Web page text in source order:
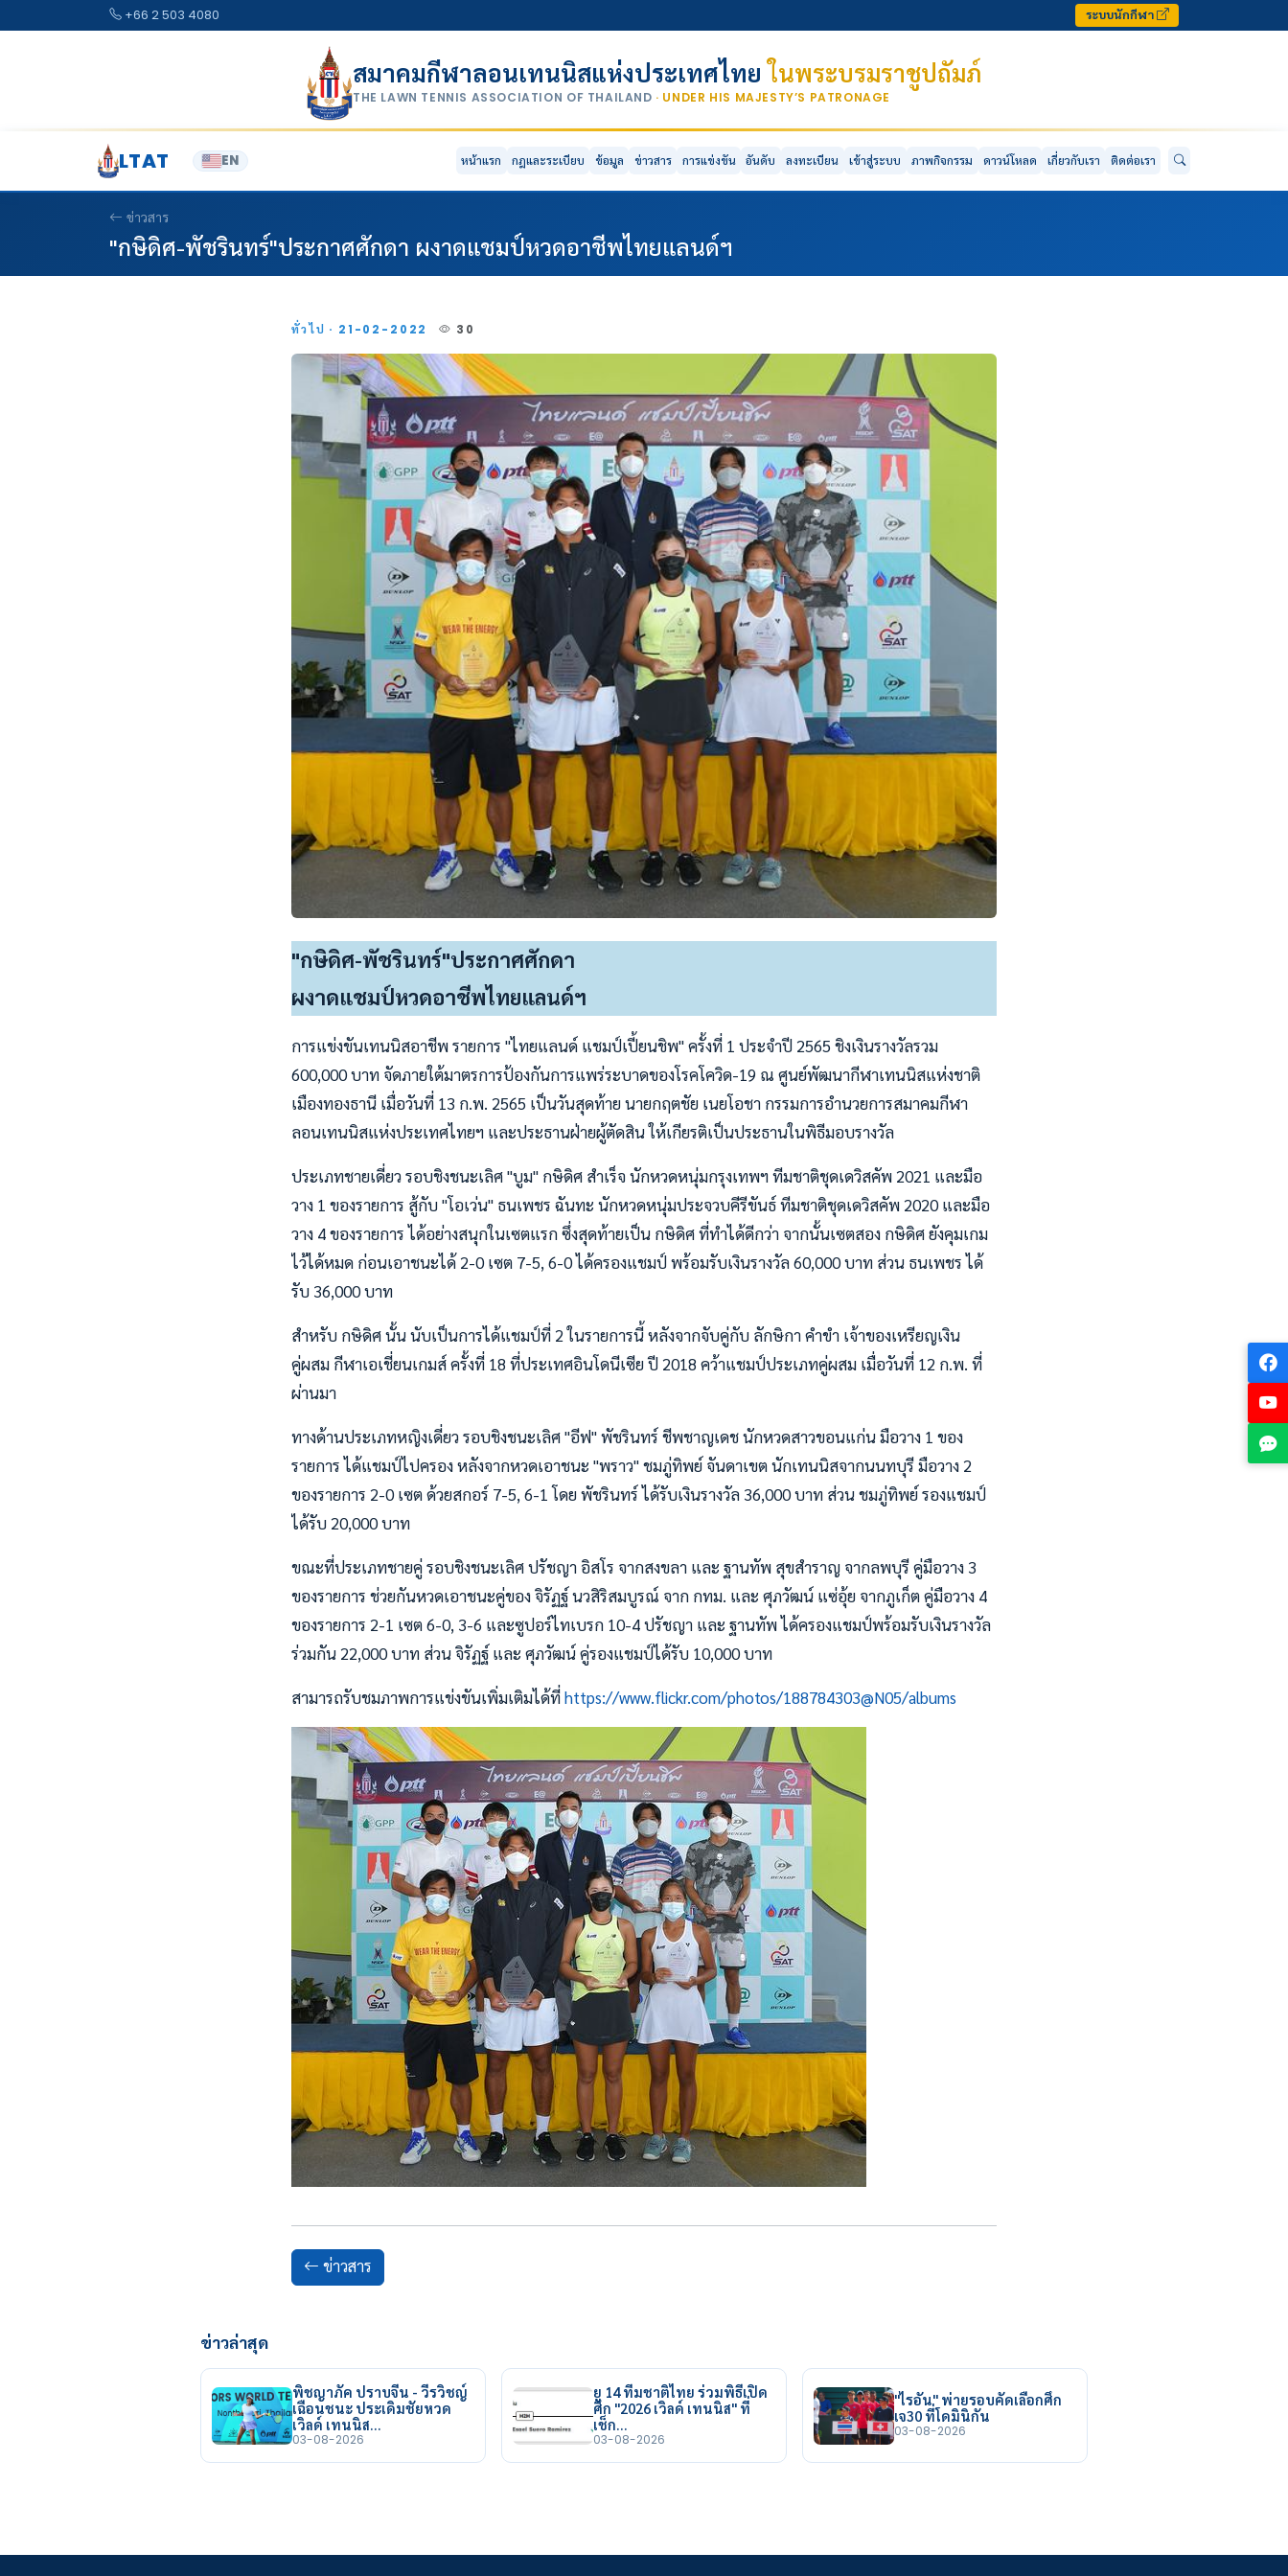
+66 2 503 4080 ระบบนักกีฬา
สมาคมกีฬาลอนเทนนิสแห่งประเทศไทยในพระบรมราชูปถัมภ์
THE LAWN TENNIS ASSOCIATION OF THAILAND · UNDER HIS MAJESTY’S PATRONAGE
LTAT EN หน้าแรก กฎและระเบียบ ข้อมูล ข่าวสาร การแข่งขัน อันดับ ลงทะเบียน เข้าสู่ระบบ ภาพกิจกรรม ดาวน์โหลด เกี่ยวกับเรา ติดต่อเรา
ข่าวสาร
"กษิดิศ-พัชรินทร์"ประกาศศักดา ผงาดแชมป์หวดอาชีพไทยแลนด์ฯ
ทั่วไป · 21-02-2022 30
"กษิดิศ-พัชรินทร์"ประกาศศักดา
ผงาดแชมป์หวดอาชีพไทยแลนด์ฯ
การแข่งขันเทนนิสอาชีพ รายการ "ไทยแลนด์ แชมป์เปี้ยนชิพ" ครั้งที่ 1 ประจำปี 2565 ชิงเงินรางวัลรวม
600,000 บาท จัดภายใต้มาตรการป้องกันการแพร่ระบาดของโรคโควิด-19 ณ ศูนย์พัฒนากีฬาเทนนิสแห่งชาติ
เมืองทองธานี เมื่อวันที่ 13 ก.พ. 2565 เป็นวันสุดท้าย นายกฤตชัย เนยโอชา กรรมการอำนวยการสมาคมกีฬา
ลอนเทนนิสแห่งประเทศไทยฯ และประธานฝ่ายผู้ตัดสิน ให้เกียรติเป็นประธานในพิธีมอบรางวัล
ประเภทชายเดี่ยว รอบชิงชนะเลิศ "บูม" กษิดิศ สำเร็จ นักหวดหนุ่มกรุงเทพฯ ทีมชาติชุดเดวิสคัพ 2021 และมือ
วาง 1 ของรายการ สู้กับ "โอเว่น" ธนเพชร ฉันทะ นักหวดหนุ่มประจวบคีรีขันธ์ ทีมชาติชุดเดวิสคัพ 2020 และมือ
วาง 4 ของรายการ ได้อย่างสนุกในเซตแรก ซึ่งสุดท้ายเป็น กษิดิศ ที่ทำได้ดีกว่า จากนั้นเซตสอง กษิดิศ ยังคุมเกม
ไว้ได้หมด ก่อนเอาชนะได้ 2-0 เซต 7-5, 6-0 ได้ครองแชมป์ พร้อมรับเงินรางวัล 60,000 บาท ส่วน ธนเพชร ได้
รับ 36,000 บาท
สำหรับ กษิดิศ นั้น นับเป็นการได้แชมป์ที่ 2 ในรายการนี้ หลังจากจับคู่กับ ลักษิกา คำขำ เจ้าของเหรียญเงิน
คู่ผสม กีฬาเอเชี่ยนเกมส์ ครั้งที่ 18 ที่ประเทศอินโดนีเซีย ปี 2018 คว้าแชมป์ประเภทคู่ผสม เมื่อวันที่ 12 ก.พ. ที่
ผ่านมา
ทางด้านประเภทหญิงเดี่ยว รอบชิงชนะเลิศ "อีฟ" พัชรินทร์ ชีพชาญเดช นักหวดสาวขอนแก่น มือวาง 1 ของ
รายการ ได้แชมป์ไปครอง หลังจากหวดเอาชนะ "พราว" ชมภู่ทิพย์ จันดาเขต นักเทนนิสจากนนทบุรี มือวาง 2
ของรายการ 2-0 เซต ด้วยสกอร์ 7-5, 6-1 โดย พัชรินทร์ ได้รับเงินรางวัล 36,000 บาท ส่วน ชมภู่ทิพย์ รองแชมป์
ได้รับ 20,000 บาท
ขณะที่ประเภทชายคู่ รอบชิงชนะเลิศ ปรัชญา อิสโร จากสงขลา และ ฐานทัพ สุขสำราญ จากลพบุรี คู่มือวาง 3
ของรายการ ช่วยกันหวดเอาชนะคู่ของ จิรัฏฐ์ นวสิริสมบูรณ์ จาก กทม. และ ศุภวัฒน์ แซ่อุ้ย จากภูเก็ต คู่มือวาง 4
ของรายการ 2-1 เซต 6-0, 3-6 และซูปอร์ไทเบรก 10-4 ปรัชญา และ ฐานทัพ ได้ครองแชมป์พร้อมรับเงินรางวัล
ร่วมกัน 22,000 บาท ส่วน จิรัฏฐ์ และ ศุภวัฒน์ คู่รองแชมป์ได้รับ 10,000 บาท
สามารถรับชมภาพการแข่งขันเพิ่มเติมได้ที่https://www.flickr.com/photos/188784303@N05/albums
ข่าวสาร
ข่าวล่าสุด
พิชญาภัค ปราบจีน - วีรวิชญ์
เฉือนชนะ ประเดิมชัยหวด
เวิลด์ เทนนิส…
03-08-2026
ยู 14 ทีมชาติไทย ร่วมพิธีเปิด
ศึก "2026 เวิลด์ เทนนิส" ที่
เช็ก…
03-08-2026
"ไรอัน" พ่ายรอบคัดเลือกศึก
เจ30 ที่โดมินิกัน
03-08-2026